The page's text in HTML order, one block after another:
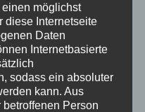
möglichst
diese Internetseite
Daten
Internetbasierte
sodass ein absoluter
kann. Aus
Person